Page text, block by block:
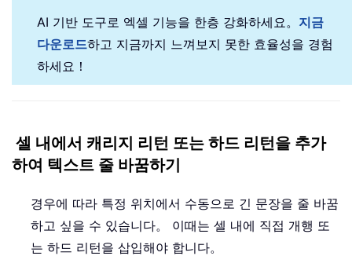
AI 기반 도구로 엑셀 기능을 한층 강화하세요。 지금
다운로드하고 지금까지 느껴보지 못한 효율성을 경험
하세요！
셀 내에서 캐리지 리턴 또는 하드 리턴을 추가
하여 텍스트 줄 바꿈하기
경우에 따라 특정 위치에서 수동으로 긴 문장을 줄 바꿈
하고 싶을 수 있습니다。 이때는 셀 내에 직접 개행 또
는 하드 리턴을 삽입해야 합니다。